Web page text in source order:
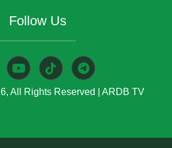
ឧកញ៉ា
ប្រាំ
ាន
បនឹង
គរយ
ហើយ​នំអាកោត្នោតជាចំណីមួយ
ប្រភេទ​ ដែលប្រជាពលរដ្ឋរស់នៅ
ក្នុងតំបន់​និយម​ពិសា។​ អ្នកស្រី
លើកឡើង​ថា នៅក្នុងសម័យកូវីដ​
១៩ ​នំចំណី​ដែលប្រជាពលរដ្ឋ​
បានសម័យថា​ មុខរបរ​តូចតាច​
លាន
យ
ប្រតិបត្តិការរវាងប្រទេសទាំងពីរ
គ្រប់គ្រងសត្វល្អិតចង្រៃ។
Follow Us
All Rights Reserved ARDB TV